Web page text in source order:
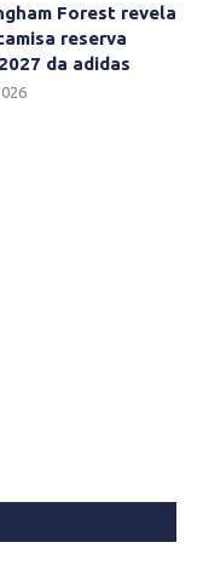
Forest revela
reserva
da adidas